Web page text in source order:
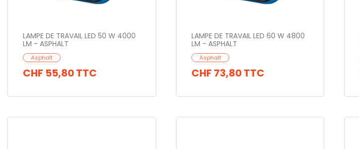
LAMPE DE TRAVAIL LED 50 W 4000
LM - ASPHALT
Asphalt
CHF 55,80TTC
LAMPE DE TRAVAIL LED 60 W 4800
LM - ASPHALT
Asphalt
CHF 73,80TTC